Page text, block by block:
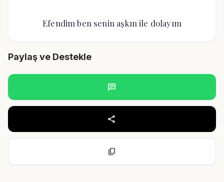
Efendim ben senin aşkın ile dolayım
Paylaş ve Destekle
chat
share
content_copy